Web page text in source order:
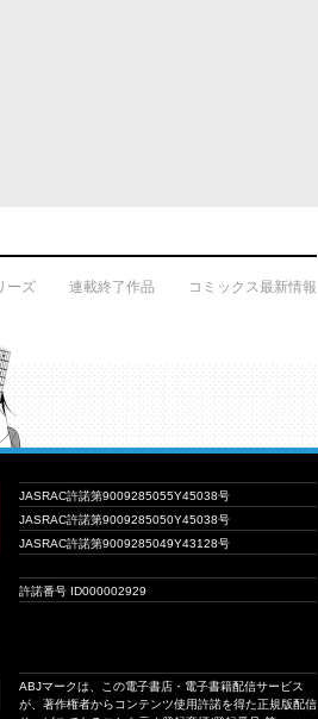
ーズ 連載終了作品 コミックス最新情報
JASRAC許諾第9009285055Y45038号
JASRAC許諾第9009285050Y45038号
JASRAC許諾第9009285049Y43128号
許諾番号 ID000002929
ABJマークは、この電子書店・電子書籍配信サービス
が、著作権者からコンテンツ使用許諾を得た正規版配信